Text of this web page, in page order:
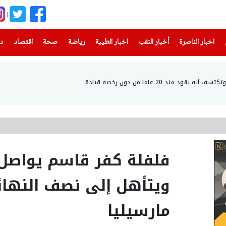
اخبار الناصرة
(current) أخبار النقب اخبار الطيبة(current) رياضة
(current) صحة(current) اقتصاد
20 عاما من دون رخصة قيادة
فلفلة كفر قاسم
ويتأهل إلى نصف
مارسيليا